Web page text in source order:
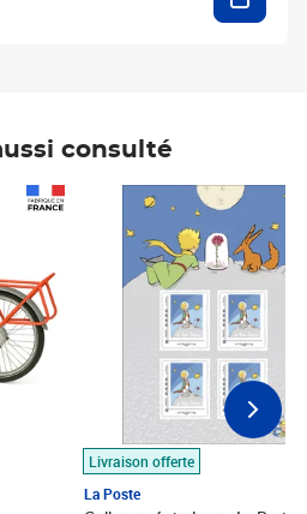
consulté
Livraison offerte
La Poste
Prix 7,50€